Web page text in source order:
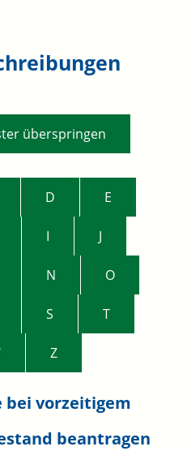
überspringen
D E
I J
N O
S T
Z
bei vorzeitigem
beantragen